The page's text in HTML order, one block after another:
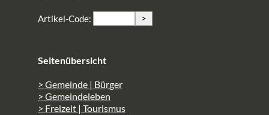
Artikel-Code: >
Seitenübersicht
> Gemeinde | Bürger
> Gemeindeleben
> Freizeit | Tourismus